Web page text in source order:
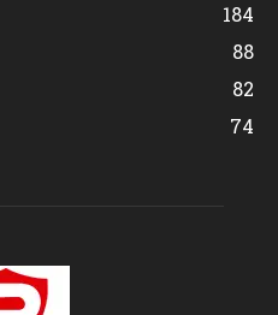
184
88
82
74